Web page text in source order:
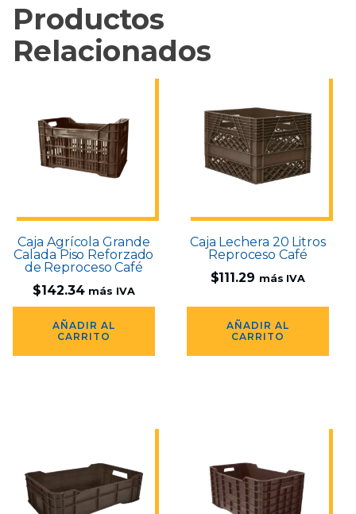
Productos
Relacionados
Caja Agrícola Grande
Calada Piso Reforzado
de Reproceso Café
$142.34 más IVA
AÑADIR AL
CARRITO
Caja Lechera 20 Litros
Reproceso Café
$111.29 más IVA
AÑADIR AL
CARRITO